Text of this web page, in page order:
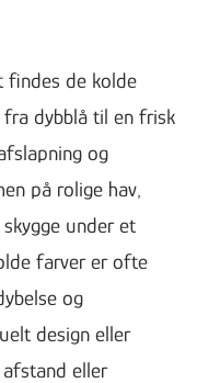
findes de kolde
dybblå til en frisk
og
på rolige hav,
under et
farver er ofte
og
design eller
eller